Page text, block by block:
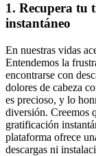
1. Recupera tu
instantáneo
En nuestras vidas
Entendemos la
encontrarse con
dolores de cabeza
es precioso, y lo
diversión. Creemos
gratificación
plataforma ofrece
descargas ni